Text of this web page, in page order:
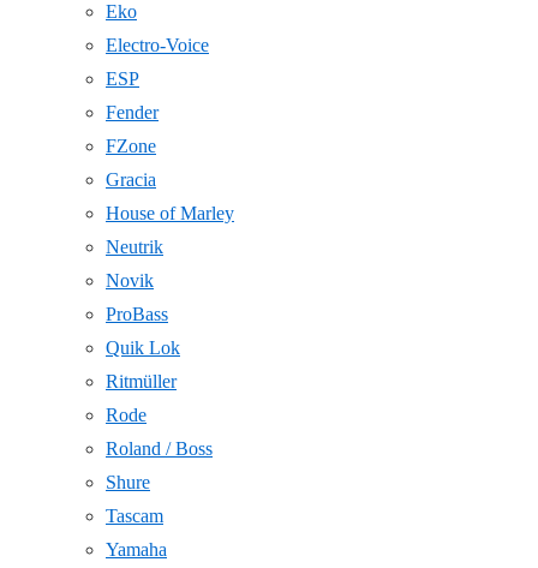
Eko
Electro-Voice
ESP
Fender
FZone
Gracia
House of Marley
Neutrik
Novik
ProBass
Quik Lok
Ritmüller
Rode
Roland / Boss
Shure
Tascam
Yamaha